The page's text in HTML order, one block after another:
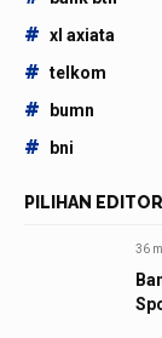
# xl axiata
# telkom
# bumn
# bni
PILIHAN EDITOR
36